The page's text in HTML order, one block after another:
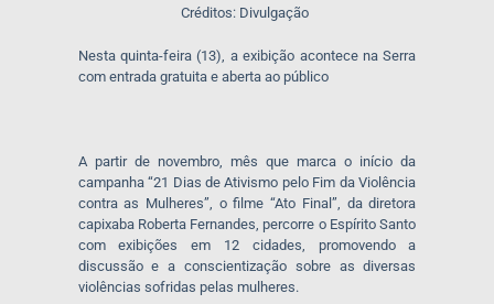
Créditos: Divulgação
Nesta quinta-feira (13), a exibição acontece na Serra
com entrada gratuita e aberta ao público
A partir de novembro, mês que marca o início da
campanha “21 Dias de Ativismo pelo Fim da Violência
contra as Mulheres”, o filme “Ato Final”, da diretora
capixaba Roberta Fernandes, percorre o Espírito Santo
com exibições em 12 cidades, promovendo a
discussão e a conscientização sobre as diversas
violências sofridas pelas mulheres.